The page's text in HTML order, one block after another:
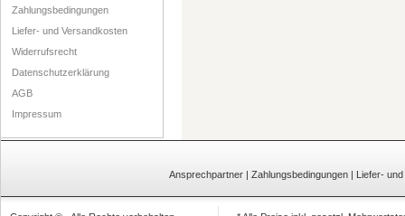
Zahlungsbedingungen
Liefer- und Versandkosten
Widerrufsrecht
Datenschutzerklärung
AGB
Impressum
Ansprechpartner | Zahlungsbedingungen | Liefer-